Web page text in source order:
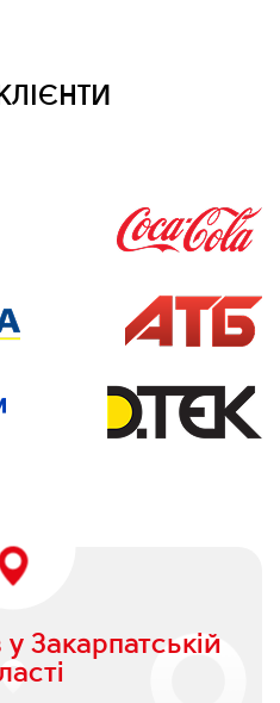
Закарпатській